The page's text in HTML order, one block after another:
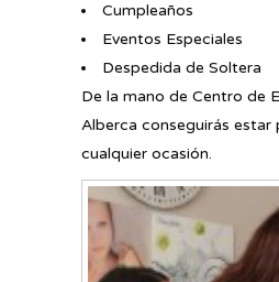
Cumpleaños
Eventos Especiales
Despedida de Soltera
De la mano de Centro de
Alberca conseguirás estar
cualquier ocasión.